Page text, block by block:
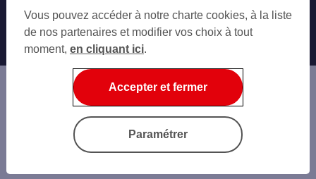
PARIS RUE DE RENNES
PARIS PORT ROYAL
PARIS INVALIDES
PARIS BOURSE
PARIS START-UP
PARIS MONGE
NEUILLY-SUR-SEINE
CHARENTON-LE-PONT
ISSY-LES-MOULINEAUX
LE PRÉ-SAINT-GERVAIS
SAINT-MANDÉ
BAGNOLET
LES LILAS
BAGNEUX
Autres sites SG
Professionnels
Entreprises
Associations
Banque privée
Economie Publique
Informations légales
Vous pouvez accéder à notre charte cookies, à la liste
de nos partenaires et modifier vos choix à tout
moment, en cliquant ici.
Accepter et fermer
Paramétrer